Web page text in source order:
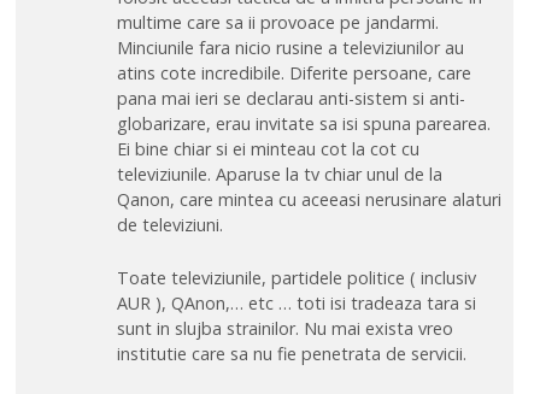
multime care sa ii provoace pe jandarmi.
Minciunile fara nicio rusine a televiziunilor au
atins cote incredibile. Diferite persoane, care
pana mai ieri se declarau anti-sistem si anti-
globarizare, erau invitate sa isi spuna parearea.
Ei bine chiar si ei minteau cot la cot cu
televiziunile. Aparuse la tv chiar unul de la
Qanon, care mintea cu aceeasi nerusinare alaturi
de televiziuni.
Toate televiziunile, partidele politice ( inclusiv
AUR ), QAnon,… etc … toti isi tradeaza tara si
sunt in slujba strainilor. Nu mai exista vreo
institutie care sa nu fie penetrata de servicii.